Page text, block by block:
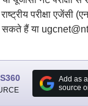
परीक्षा एजेंसी
हैं या
Add as
source